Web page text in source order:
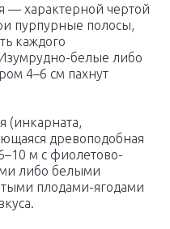
— характерной чертой
пурпурные полосы,
каждого
белые либо
4–6 см пахнут
(инкарната,
древоподобная
м с фиолетово-
либо белыми
плодами-ягодами